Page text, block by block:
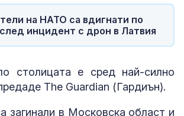
на НАТО са вдигнати по
инцидент с дрон в Латвия
столицата е сред най-силно
The Guardian (Гардиън).
загинали в Московска област и